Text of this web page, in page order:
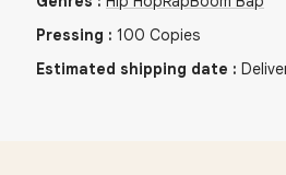
Pressing : 100 Copies
Estimated shipping date :